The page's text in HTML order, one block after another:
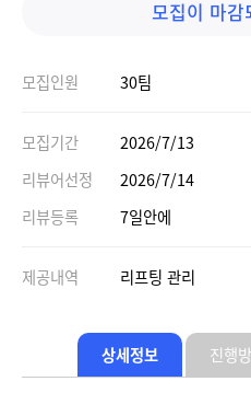
모집이 마감
모집인원 30팀
모집기간
2026/7/13
리뷰어선정
2026/7/14
리뷰등록
7일안에
제공내역 리프팅 관리
상세정보 진행